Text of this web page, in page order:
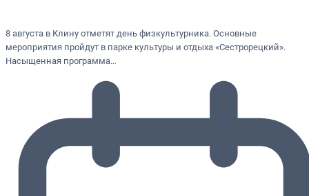
8 августа в Клину отметят день физкультурника. Основные
мероприятия пройдут в парке культуры и отдыха «Сестрорецкий».
Насыщенная программа…